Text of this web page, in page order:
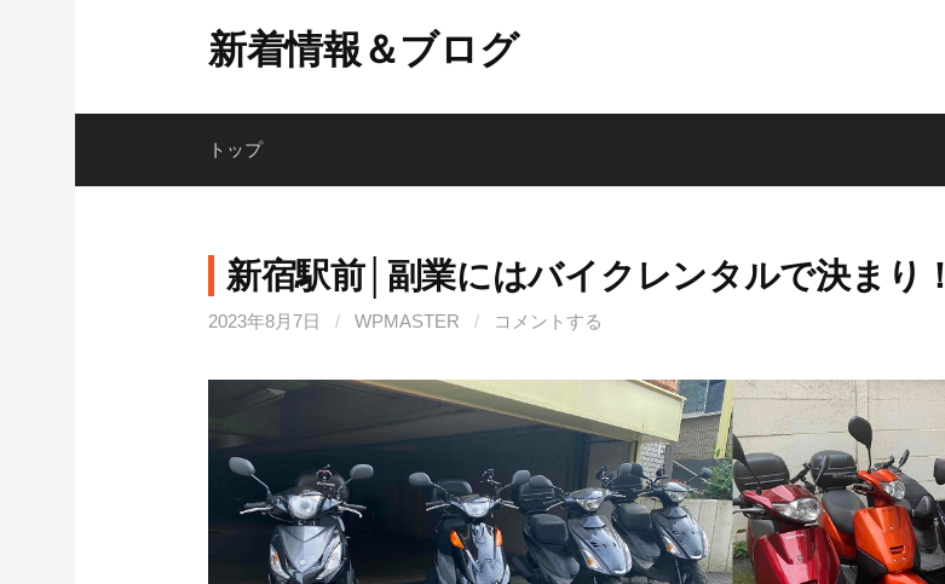
ン
新着情報＆ブログ
トップ
新宿駅前│副業にはバイクレンタルで決まり！
2023年8月7日 / WPMASTER / コメントする